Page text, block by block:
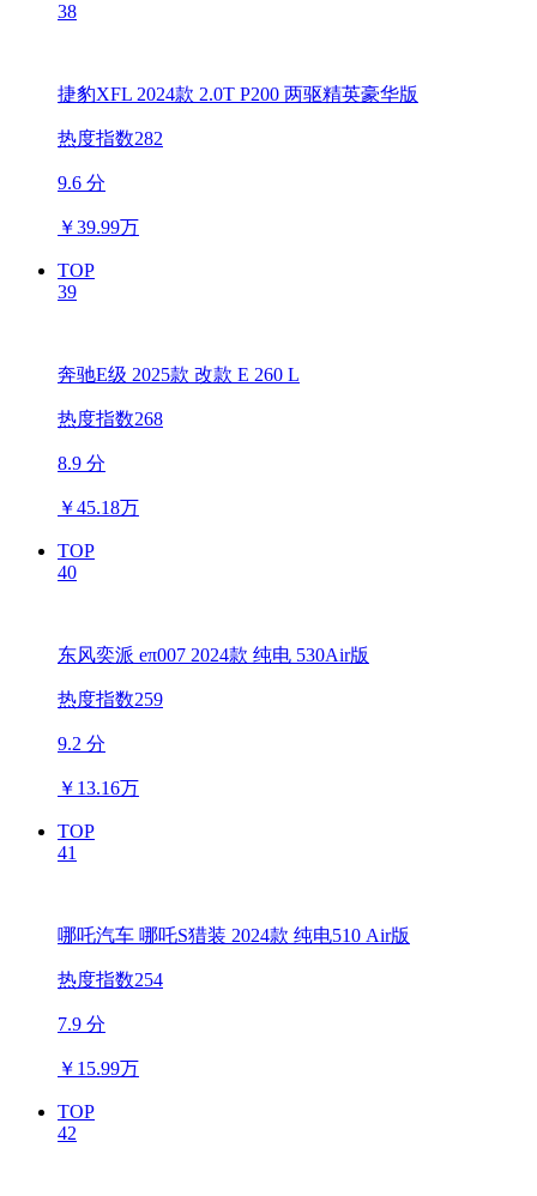
38
捷豹XFL 2024款 2.0T P200 两驱精英豪华版
热度指数282
9.6 分
￥39.99万
TOP
39
奔驰E级 2025款 改款 E 260 L
热度指数268
8.9 分
￥45.18万
TOP
40
东风奕派 eπ007 2024款 纯电 530Air版
热度指数259
9.2 分
￥ 13.16万
TOP
41
哪吒汽车 哪吒S猎装 2024款 纯电510 Air版
热度指数254
7.9 分
￥ 15.99万
TOP
42